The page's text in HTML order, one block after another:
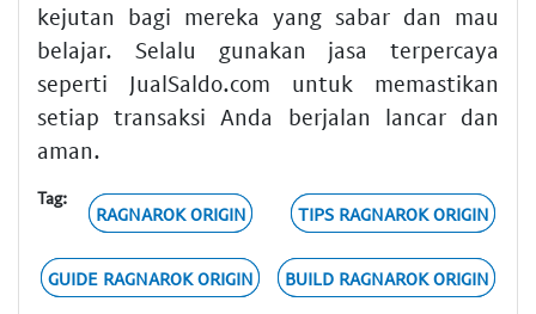
kejutan bagi mereka yang sabar dan mau
belajar. Selalu gunakan jasa terpercaya
seperti JualSaldo.com untuk memastikan
setiap transaksi Anda berjalan lancar dan
aman.
Tag:
RAGNAROK ORIGIN TIPS RAGNAROK ORIGIN
GUIDE RAGNAROK ORIGIN BUILD RAGNAROK ORIGIN